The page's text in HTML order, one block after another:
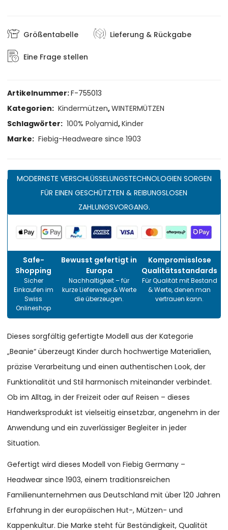
Größentabelle Lieferung & Rückgabe
Eine Frage stellen
Artikelnummer:F-755013
Kategorien: Kindermützen,WINTERMÜTZEN
Schlagwörter: 100% Polyamid,Kinder
Marke: Fiebig-Headweare since 1903
MODERNSTE VERSCHLÜSSELUNGSTECHNOLOGIEN SORGEN
FÜR EINEN GESCHÜTZTEN & REIBUNGSLOSEN
ZAHLUNGSVORGANG.
Safe-
Shopping
Sicher
Einkaufen im
Swiss
Onlineshop
Bewusst gefertigt in
Europa
Nachhaltigkeit – für
kurze Lieferwege & Werte
die überzeugen.
Kompromisslose
Qualitätsstandards
Für Qualität mit Bestand
& Werte, denen man
vertrauen kann.
Dieses sorgfältig gefertigte Modell aus der Kategorie
„Beanie“ überzeugt Kinder durch hochwertige Materialien,
präzise Verarbeitung und einen authentischen Look, der
Funktionalität und Stil harmonisch miteinander verbindet.
Ob im Alltag, in der Freizeit oder auf Reisen – dieses
Handwerksprodukt ist vielseitig einsetzbar, angenehm in der
Anwendung und ein zuverlässiger Begleiter in jeder
Situation.
Gefertigt wird dieses Modell von Fiebig Germany –
Headwear since 1903, einem traditionsreichen
Familienunternehmen aus Deutschland mit über 120 Jahren
Erfahrung in der europäischen Hut-, Mützen- und
Kappenkultur. Die Marke steht für Beständigkeit, Qualität